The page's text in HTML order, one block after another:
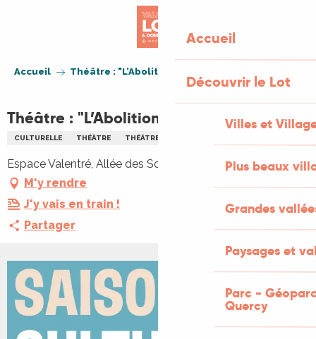
Accueil
Découvrir le Lot
Villes et
Plus beaux
Grandes
Paysages et
Parc -
Quercy
Accueil Théâtre : "L’Abolition des privilèges"
Théâtre : "L’Abolition des privilèges"
CULTURELLE THÉÂTRE THÉÂTRE
Espace Valentré, Allée des Soupirs, 46000 Cahors
M'y rendre
J'y vais en train !
Partager